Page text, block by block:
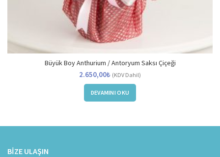
Büyük Boy Anthurium / Antoryum Saksı Çiçeği
2.650,00₺ (KDV Dahil)
DEVAMINI OKU
BIZE ULAŞIN